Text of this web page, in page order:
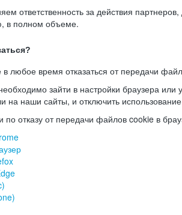
ответственность за действия
в полном объеме.
любое время отказаться от передачи
зайти в настройки браузера или
на наши сайты, и отключить
по отказу от передачи файлов cookie в